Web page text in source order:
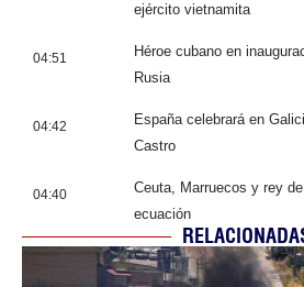
ejército vietnamita
04:51
Héroe cubano en
Rusia
04:42
España celebrará en
Castro
04:40
Ceuta, Marruecos y rey
ecuación